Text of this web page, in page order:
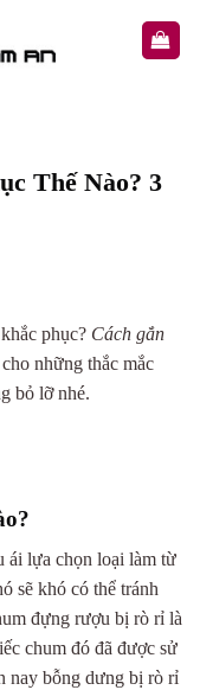
Thế Nào? 3
phục? Cách gắn
những thắc mắc
bỏ lỡ nhé.
ái lựa chọn loại làm từ
sẽ khó có thể tránh
đựng rượu bị rò rỉ là
chum đó đã được sử
nay bỗng dưng bị rò rỉ